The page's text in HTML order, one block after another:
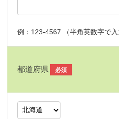
例：123-4567 （半角英数字で入
都道府県 必須